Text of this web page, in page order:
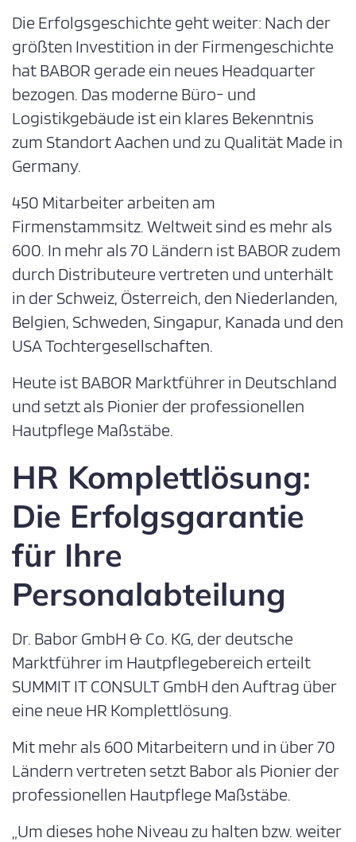
Die Erfolgsgeschichte geht weiter: Nach der
größten Investition in der Firmengeschichte
hat BABOR gerade ein neues Headquarter
bezogen. Das moderne Büro- und
Logistikgebäude ist ein klares Bekenntnis
zum Standort Aachen und zu Qualität Made in
Germany.
450 Mitarbeiter arbeiten am
Firmenstammsitz. Weltweit sind es mehr als
600. In mehr als 70 Ländern ist BABOR zudem
durch Distributeure vertreten und unterhält
in der Schweiz, Österreich, den Niederlanden,
Belgien, Schweden, Singapur, Kanada und den
USA Tochtergesellschaften.
Heute ist BABOR Marktführer in Deutschland
und setzt als Pionier der professionellen
Hautpflege Maßstäbe.
HR Komplettlösung:
Die Erfolgsgarantie
für Ihre
Personalabteilung
Dr. Babor GmbH & Co. KG, der deutsche
Marktführer im Hautpflegebereich erteilt
SUMMIT IT CONSULT GmbH den Auftrag über
eine neue HR Komplettlösung.
Mit mehr als 600 Mitarbeitern und in über 70
Ländern vertreten setzt Babor als Pionier der
professionellen Hautpflege Maßstäbe.
„Um dieses hohe Niveau zu halten bzw. weiter